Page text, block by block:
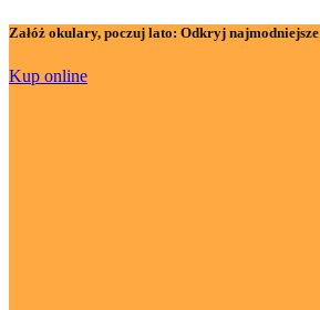
Załóż okulary, poczuj lato: Odkryj
Kup online